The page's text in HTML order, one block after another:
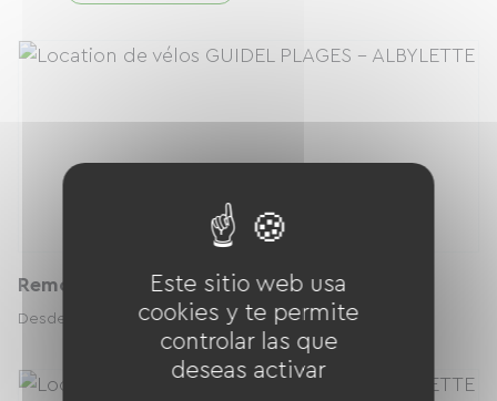
Remorque enfant
Desde 14.00 € / día
Este sitio web usa
cookies y te permite
controlar las que
deseas activar